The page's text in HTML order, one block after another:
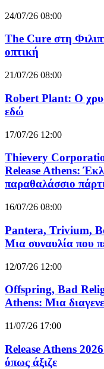
24/07/26 08:00
The Cure στη
οπτική
21/07/26 08:00
Robert Plant: Ο
εδώ
17/07/26 12:00
Thievery
Release Athens:
παραθαλάσσιο
16/07/26 08:00
Pantera, Trivium,
Μια συναυλία που
12/07/26 12:00
Offspring, Bad
Athens: Μια
11/07/26 17:00
Release Athens
όπως άξιζε